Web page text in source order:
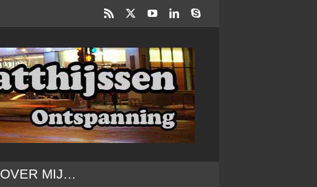
Rss YouTubeLinkedInSkype
OVER MIJ…